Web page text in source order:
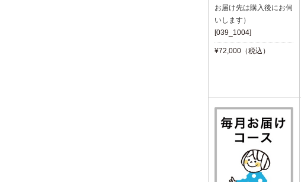
お届け先は購入後にお伺
いします）
[039_1004]
¥72,000（税込）